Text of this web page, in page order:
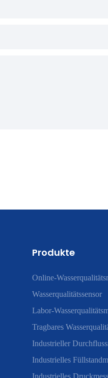
Produkte
Online-
Wasserqualitätssensor
Labor-
Tragbares
Industrieller
Industrielles